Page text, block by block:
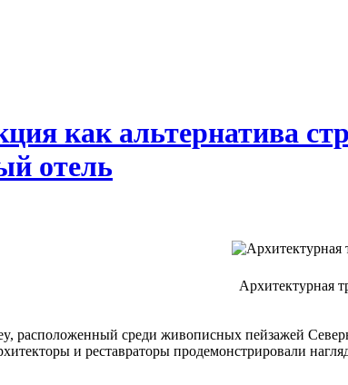
как альтернатива
отель
Архитектурная
расположенный среди живописных пейзажей
и реставраторы продемонстрировали